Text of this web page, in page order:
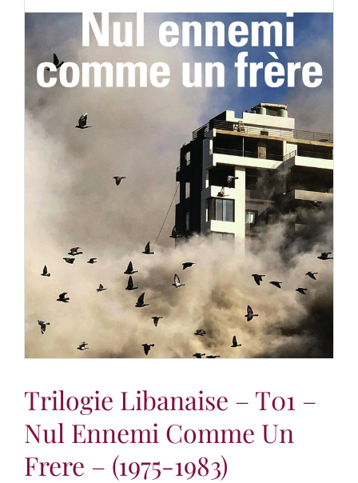
Trilogie Libanaise – T01 –
Nul Ennemi Comme Un
Frere – (1975-1983)